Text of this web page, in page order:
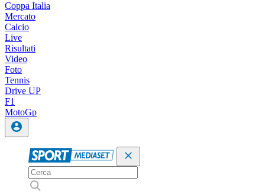
Coppa Italia
Mercato
Calcio
Live
Risultati
Video
Foto
Tennis
Drive UP
F1
MotoGp